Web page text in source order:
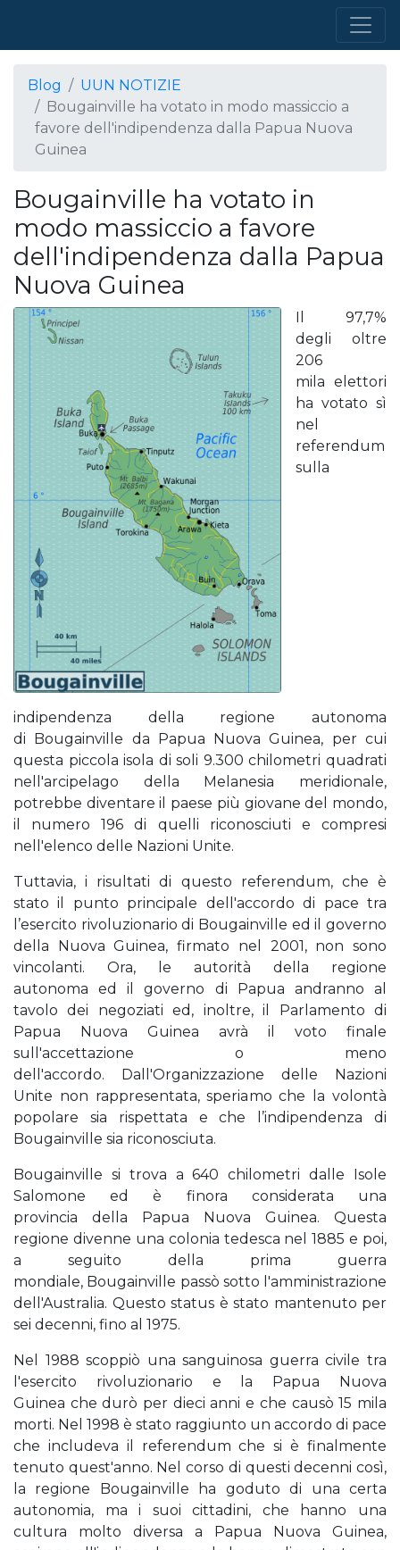
Blog
UUN NOTIZIE
Bougainville ha votato in modo massiccio a
favore dell'indipendenza dalla Papua Nuova
Guinea
Bougainville ha votato in
modo massiccio a favore
dell'indipendenza dalla Papua
Nuova Guinea
Il 97,7%
degli oltre
206
mila elettori
ha votato sì
nel
referendum
sulla
indipendenza della regione autonoma
di Bougainville da Papua Nuova Guinea, per cui
questa piccola isola di soli 9.300 chilometri quadrati
nell'arcipelago della Melanesia meridionale,
potrebbe diventare il paese più giovane del mondo,
il numero 196 di quelli riconosciuti e compresi
nell'elenco delle Nazioni Unite.
Tuttavia, i risultati di questo referendum, che è
stato il punto principale dell'accordo di pace tra
l’esercito rivoluzionario di Bougainville ed il governo
della Nuova Guinea, firmato nel 2001, non sono
vincolanti. Ora, le autorità della regione
autonoma ed il governo di Papua andranno al
tavolo dei negoziati ed, inoltre, il Parlamento di
Papua Nuova Guinea avrà il voto finale
sull'accettazione o meno
dell'accordo. Dall'Organizzazione delle Nazioni
Unite non rappresentata, speriamo che la volontà
popolare sia rispettata e che l’indipendenza di
Bougainville sia riconosciuta.
Bougainville si trova a 640 chilometri dalle Isole
Salomone ed è finora considerata una
provincia della Papua Nuova Guinea. Questa
regione divenne una colonia tedesca nel 1885 e poi,
a seguito della prima guerra
mondiale, Bougainville passò sotto l'amministrazione
dell'Australia. Questo status è stato mantenuto per
sei decenni, fino al 1975.
Nel 1988 scoppiò una sanguinosa guerra civile tra
l'esercito rivoluzionario e la Papua Nuova
Guinea che durò per dieci anni e che causò 15 mila
morti. Nel 1998 è stato raggiunto un accordo di pace
che includeva il referendum che si è finalmente
tenuto quest'anno. Nel corso di questi decenni così,
la regione Bougainville ha goduto di una certa
autonomia, ma i suoi cittadini, che hanno una
cultura molto diversa a Papua Nuova Guinea,